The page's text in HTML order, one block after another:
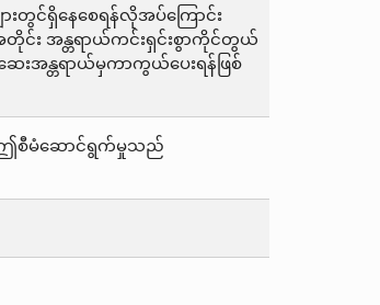
င်ရှိနေစေရန်လိုအပ်ကြောင်း
င်း အန္တရာယ်ကင်းရှင်းစွာကိုင်တွယ်
းအန္တရာယ်မှကာကွယ်ပေးရန်ဖြစ်
။ ဤစီမံဆောင်ရွက်မှုသည်